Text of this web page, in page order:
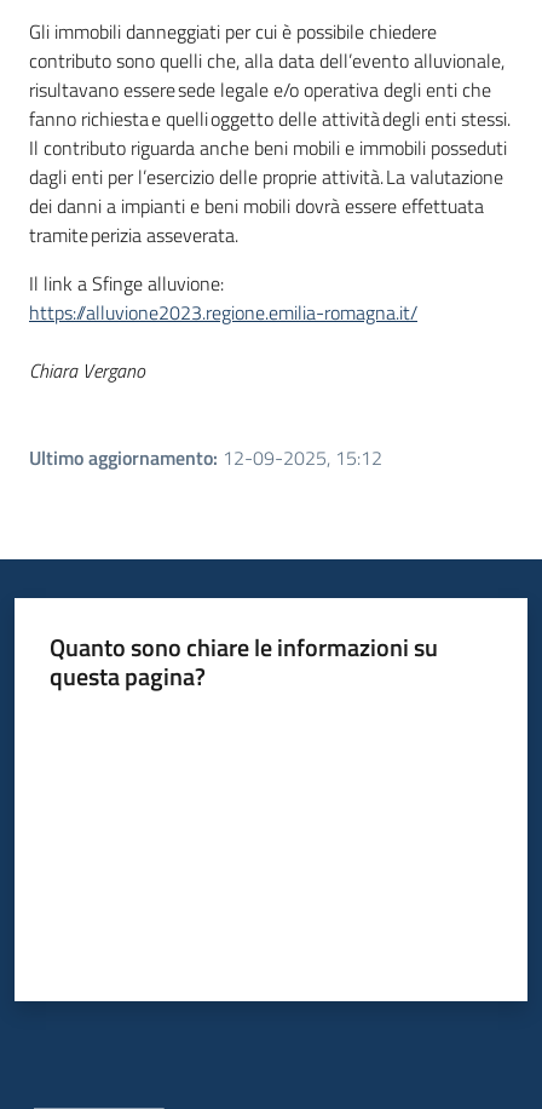
Gli immobili danneggiati per cui è possibile chiedere
contributo sono quelli che, alla data dell’evento alluvionale,
risultavano essere sede legale e/o operativa degli enti che
fanno richiesta e quelli oggetto delle attività degli enti stessi.
Il contributo riguarda anche beni mobili e immobili posseduti
dagli enti per l’esercizio delle proprie attività. La valutazione
dei danni a impianti e beni mobili dovrà essere effettuata
tramite perizia asseverata.
Il link a Sfinge alluvione:
https://alluvione2023.regione.emilia-romagna.it/
Chiara Vergano
Ultimo aggiornamento: 12-09-2025, 15:12
Quanto sono chiare le informazioni su
questa pagina?